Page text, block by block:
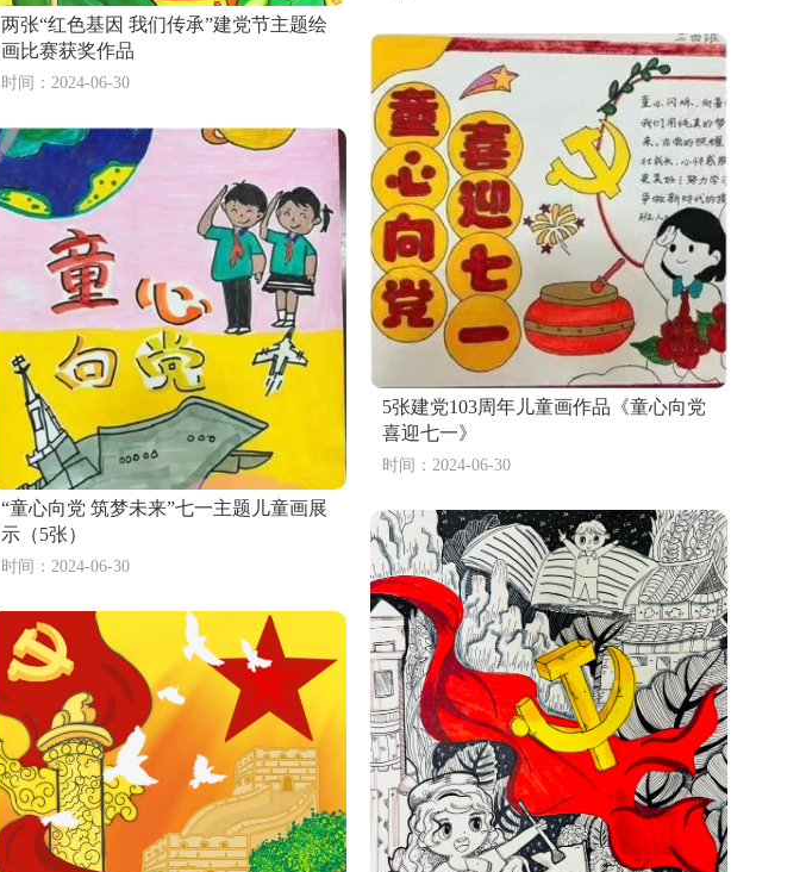
两张“红色基因 我们传承”建党节主题绘
画比赛获奖作品
时间：2024-06-30
“童心向党 筑梦未来”七一主题儿童画展
示（5张）
时间：2024-06-30
5张建党103周年儿童画作品《童心向党
喜迎七一》
时间：2024-06-30